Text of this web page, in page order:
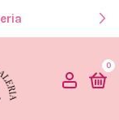
0